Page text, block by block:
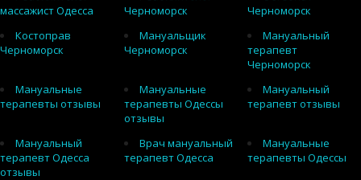
массажист Одесса
Черноморск
Черноморск
Костоправ
Черноморск
Мануальщик
Черноморск
Мануальный
терапевт
Черноморск
Мануальные
терапевты отзывы
Мануальные
терапевты Одессы
отзывы
Мануальный
терапевт отзывы
Мануальный
терапевт Одесса
отзывы
Врач мануальный
терапевт Одесса
Мануальные
терапевты Одессы